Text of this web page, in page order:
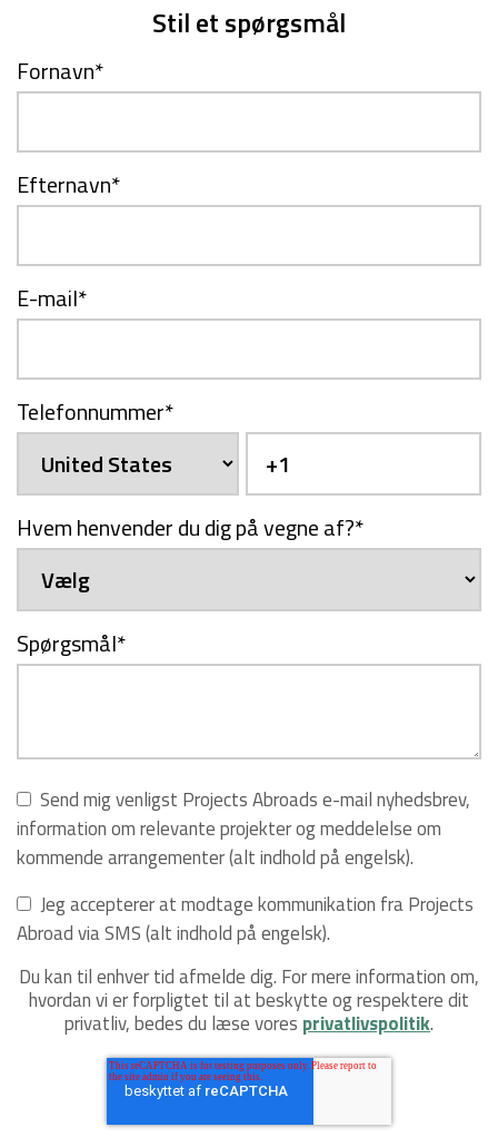
Stil et spørgsmål
Fornavn*
Efternavn*
E-mail*
Telefonnummer*
Hvem henvender du dig på vegne af?*
Spørgsmål*
Send mig venligst Projects Abroads e-mail nyhedsbrev,
information om relevante projekter og meddelelse om
kommende arrangementer (alt indhold på engelsk).
Jeg accepterer at modtage kommunikation fra Projects
Abroad via SMS (alt indhold på engelsk).
Du kan til enhver tid afmelde dig. For mere information om,
hvordan vi er forpligtet til at beskytte og respektere dit
privatliv, bedes du læse vores privatlivspolitik.